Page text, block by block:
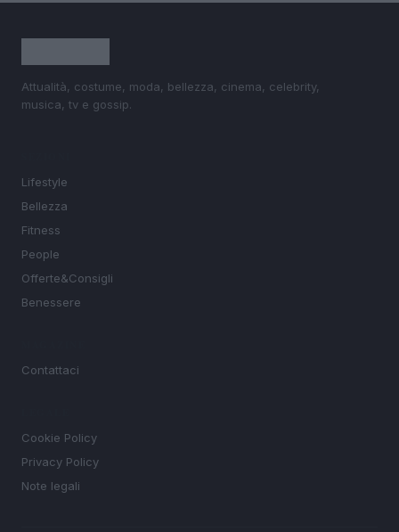
Attualità, costume, moda, bellezza, cinema, celebrity,
musica, tv e gossip.
Lifestyle
Bellezza
Fitness
People
Offerte&Consigli
Benessere
Contattaci
Cookie Policy
Privacy Policy
Note legali